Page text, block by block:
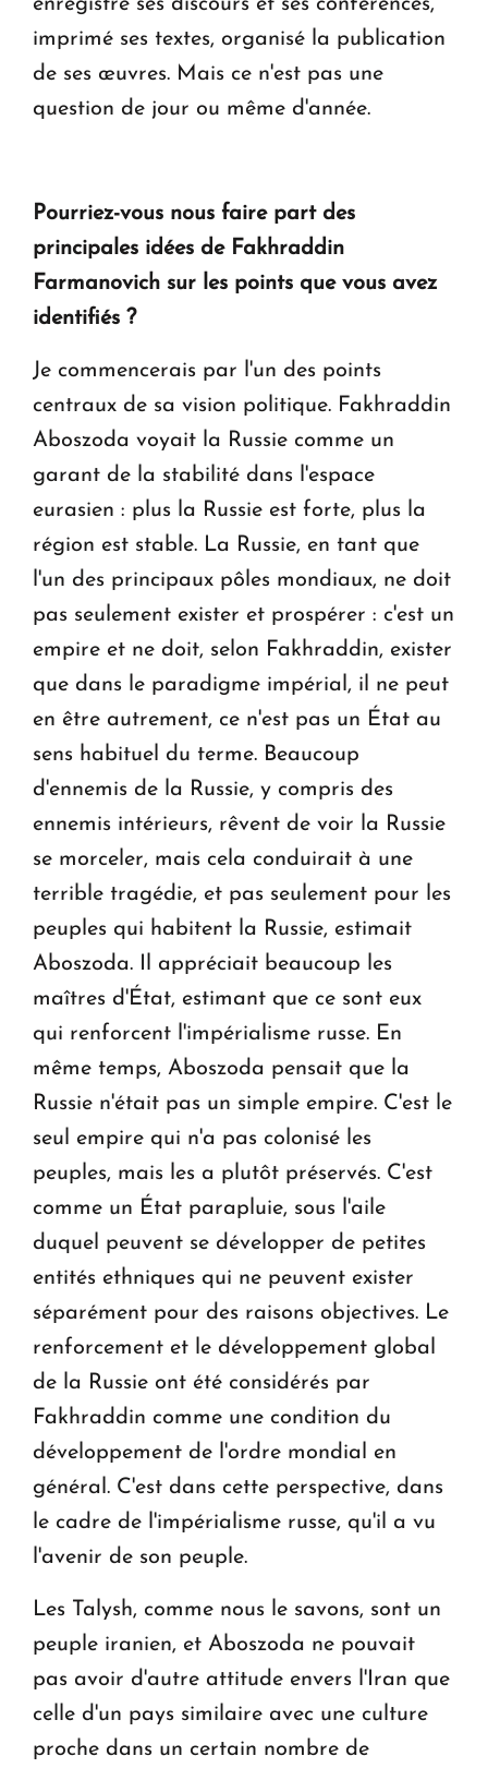
enregistré ses discours et ses conférences,
imprimé ses textes, organisé la publication
de ses œuvres. Mais ce n'est pas une
question de jour ou même d'année.
Pourriez-vous nous faire part des
principales idées de Fakhraddin
Farmanovich sur les points que vous avez
identifiés ?
Je commencerais par l'un des points
centraux de sa vision politique. Fakhraddin
Aboszoda voyait la Russie comme un
garant de la stabilité dans l'espace
eurasien : plus la Russie est forte, plus la
région est stable. La Russie, en tant que
l'un des principaux pôles mondiaux, ne doit
pas seulement exister et prospérer : c'est un
empire et ne doit, selon Fakhraddin, exister
que dans le paradigme impérial, il ne peut
en être autrement, ce n'est pas un État au
sens habituel du terme. Beaucoup
d'ennemis de la Russie, y compris des
ennemis intérieurs, rêvent de voir la Russie
se morceler, mais cela conduirait à une
terrible tragédie, et pas seulement pour les
peuples qui habitent la Russie, estimait
Aboszoda. Il appréciait beaucoup les
maîtres d'État, estimant que ce sont eux
qui renforcent l'impérialisme russe. En
même temps, Aboszoda pensait que la
Russie n'était pas un simple empire. C'est le
seul empire qui n'a pas colonisé les
peuples, mais les a plutôt préservés. C'est
comme un État parapluie, sous l'aile
duquel peuvent se développer de petites
entités ethniques qui ne peuvent exister
séparément pour des raisons objectives. Le
renforcement et le développement global
de la Russie ont été considérés par
Fakhraddin comme une condition du
développement de l'ordre mondial en
général. C'est dans cette perspective, dans
le cadre de l'impérialisme russe, qu'il a vu
l'avenir de son peuple.
Les Talysh, comme nous le savons, sont un
peuple iranien, et Aboszoda ne pouvait
pas avoir d'autre attitude envers l'Iran que
celle d'un pays similaire avec une culture
proche dans un certain nombre de